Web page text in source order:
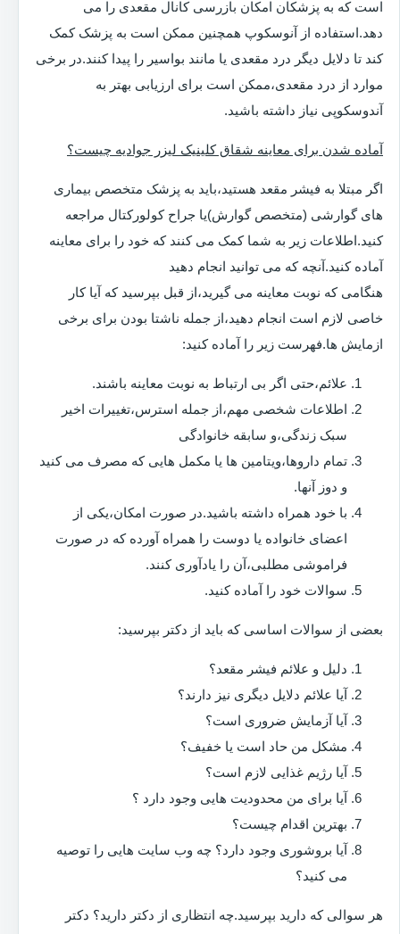
است که به پزشکان امکان بازرسی کانال مقعدی را می
دهد.استفاده از آنوسکوپ همچنین ممکن است به پزشک کمک
کند تا دلایل دیگر درد مقعدی یا مانند بواسیر را پیدا کنند.در برخی
موارد از درد مقعدی،ممکن است برای ارزیابی بهتر به
آندوسکوپی نیاز داشته باشید.
آماده شدن برای معاینه شقاق کلینیک لیزر جوادیه چیست؟
اگر مبتلا به فیشر مقعد هستید،باید به پزشک متخصص بیماری
های گوارشی (متخصص گوارش)یا جراح کولورکتال مراجعه
کنید.اطلاعات زیر به شما کمک می کنند که خود را برای معاینه
آماده کنید.آنچه که می توانید انجام دهید
هنگامی که نوبت معاینه می گیرید،از قبل بپرسید که آیا کار
خاصی لازم است انجام دهید،از جمله ناشتا بودن برای برخی
ازمایش ها.فهرست زیر را آماده کنید:
علائم،حتی اگر بی ارتباط به نوبت معاینه باشند.
اطلاعات شخصی مهم،از جمله استرس،تغییرات اخیر
سبک زندگی،و سابقه خانوادگی
تمام داروها،ویتامین ها یا مکمل هایی که مصرف می کنید
و دوز آنها.
با خود همراه داشته باشید.در صورت امکان،یکی از
اعضای خانواده یا دوست را همراه آورده که در صورت
فراموشی مطلبی،آن را یادآوری کنند.
سوالات خود را آماده کنید.
بعضی از سوالات اساسی که باید از دکتر بپرسید:
دلیل و علائم فیشر مقعد؟
آیا علائم دلایل دیگری نیز دارند؟
آیا آزمایش ضروری است؟
مشکل من حاد است یا خفیف؟
آیا رژیم غذایی لازم است؟
آیا برای من محدودیت هایی وجود دارد ؟
بهترین اقدام چیست؟
آیا بروشوری وجود دارد؟ چه وب سایت هایی را توصیه
می کنید؟
هر سوالی که دارید بپرسید.چه انتظاری از دکتر دارید؟ دکتر